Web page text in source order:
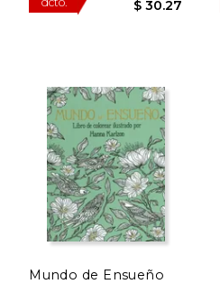
15%
dcto.
$ 23.95
$ 20.36
Rápido
Mundo de Ensueño